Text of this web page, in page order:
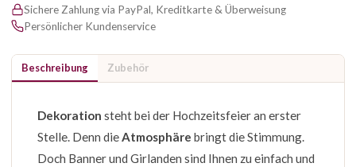
Sichere Zahlung via PayPal, Kreditkarte & Überweisung
Persönlicher Kundenservice
Beschreibung Zubehör
Dekoration steht bei der Hochzeitsfeier an erster
Stelle. Denn die Atmosphäre bringt die Stimmung.
Doch Banner und Girlanden sind Ihnen zu einfach und